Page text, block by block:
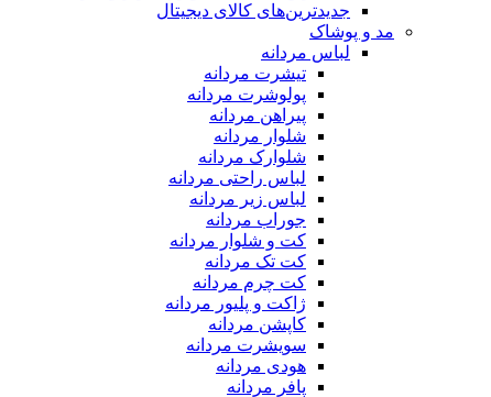
جدید‌ترین‌های کالای دیجیتال
مد و پوشاک
لباس مردانه
تیشرت مردانه
پولوشرت مردانه
پیراهن مردانه
شلوار مردانه
شلوارک مردانه
لباس راحتی مردانه
لباس زیر مردانه
جوراب مردانه
کت و شلوار مردانه
کت تک مردانه
کت چرم مردانه
ژاکت و پلیور مردانه
کاپشن مردانه
سویشرت مردانه
هودی مردانه
پافر مردانه